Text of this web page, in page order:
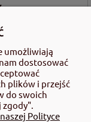
umożliwiają
dostosować
plików i przejść
do swoich
zgody".
Polityce